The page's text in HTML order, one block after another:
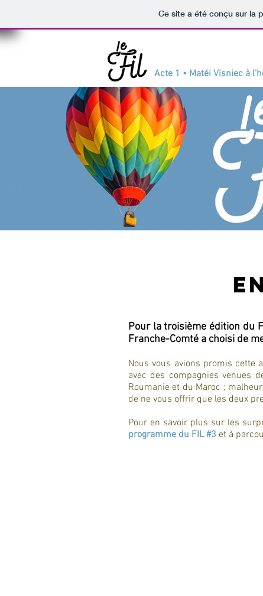
Ce site a été conçu sur la
Acte 1 • Matéi Visniec à
Pour la troisième édition du
Franche-Comté a choisi de
Nous vous avions promis cette
avec des compagnies venues
Roumanie et du Maroc ;
de ne vous offrir que les deux
Pour en savoir plus sur les
programme du FIL #3 et à